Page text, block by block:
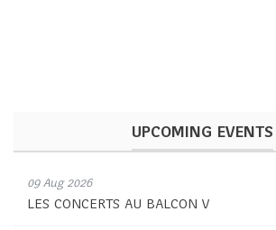
UPCOMING EVENTS
09 Aug 2026
LES CONCERTS AU BALCON V